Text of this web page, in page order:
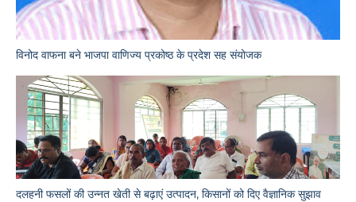
विनोद वाफना बने भाजपा वाणिज्य प्रकोष्ठ के प्रदेश सह संयोजक
दलहनी फसलों की उन्नत खेती से बढ़ाएं उत्पादन, किसानों को दिए वैज्ञानिक सुझाव